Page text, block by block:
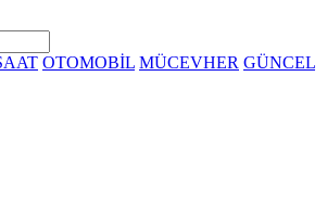
OTOMOBİL MÜCEVHER GÜNCEL